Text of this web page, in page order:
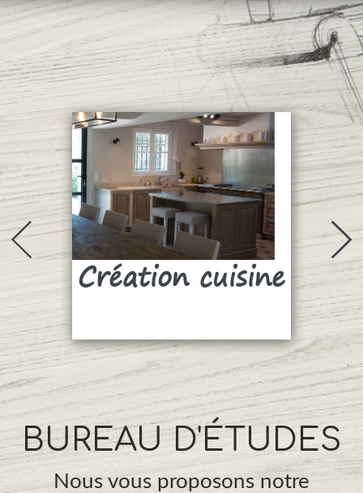
Création cuisine
BUREAU D'ÉTUDES
Nous vous proposons notre